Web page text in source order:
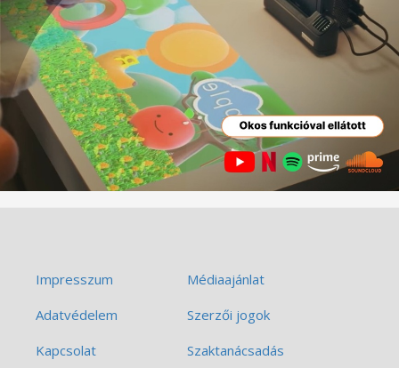
Impresszum
Médiaajánlat
Adatvédelem
Szerzői jogok
Kapcsolat
Szaktanácsadás